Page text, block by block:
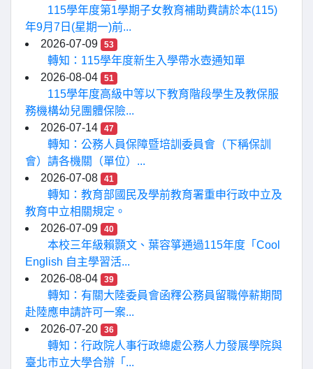
115學年度第1學期子女教育補助費請於本(115)
年9月7日(星期一)前...
2026-07-09
53
轉知：115學年度新生入學帶水壺通知單
2026-08-04
51
115學年度高級中等以下教育階段學生及教保服
務機構幼兒團體保險...
2026-07-14
47
轉知：公務人員保障暨培訓委員會（下稱保訓
會）請各機關（單位）...
2026-07-08
41
轉知：教育部國民及學前教育署重申行政中立及
教育中立相關規定。
2026-07-09
40
本校三年級賴顥文、葉容箏通過115年度「Cool
English 自主學習活...
2026-08-04
39
轉知：有關大陸委員會函釋公務員留職停薪期間
赴陸應申請許可一案...
2026-07-20
36
轉知：行政院人事行政總處公務人力發展學院與
臺北市立大學合辦「...